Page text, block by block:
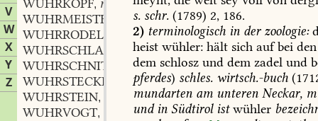
V
W
X
Y
Z
WUHRKOPF, m.
WUHRMEISTER
m.
WUHRRODEL
WUHRSCHLAG
WUHRSCHNITZ
m.
WUHRSTECKEN
m.
WUHRSTEIN,
WUHRVOGT,
s. schr. (1789) 2, 186.
2) terminologisch in derzoologie:
heist wühler: hält sich aufbei den
dem schlosz und dem zadel und
pferdes) schles. wirtsch.-buch
mundarten am unteren Neckar,
undin Südtirolistwühler